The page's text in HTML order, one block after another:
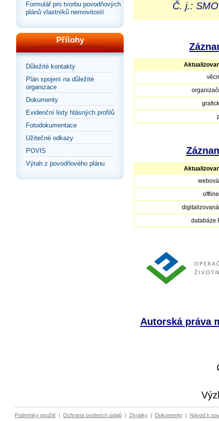
Formulář pro tvorbu povodňových
plánů vlastníků nemovitostí
Přílohy
Důležité kontakty
Plán spojení na důležité
organizace
Dokumenty
Evidenční listy hlásných profilů
Fotodokumentace
Užitečné odkazy
POVIS
Výtah z povodňového plánu
Č. j.:
databáze
Autorská práva
Podmínky použití | Ochrana osobních údajů | Zkratky | Dokumenty | Návod k